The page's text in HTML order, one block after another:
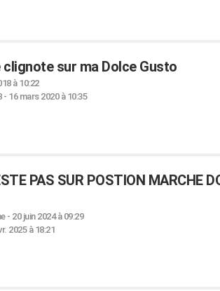
sur ma Dolce Gusto
à 10:22
- 16 mars 2020 à 10:35
PAS SUR POSTION MARCHE
- 20 juin 2024 à 09:29
2025 à 18:21